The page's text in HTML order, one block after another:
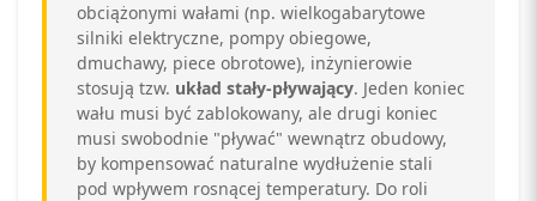
obciążonymi wałami (np. wielkogabarytowe
silniki elektryczne, pompy obiegowe,
dmuchawy, piece obrotowe), inżynierowie
stosują tzw. układ stały-pływający. Jeden koniec
wału musi być zablokowany, ale drugi koniec
musi swobodnie "pływać" wewnątrz obudowy,
by kompensować naturalne wydłużenie stali
pod wpływem rosnącej temperatury. Do roli